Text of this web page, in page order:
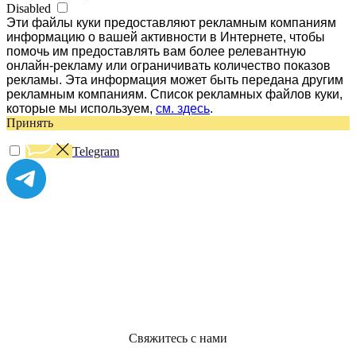
Disabled
Эти файлы куки предоставляют рекламным компаниям
информацию о вашей активности в Интернете, чтобы
помочь им предоставлять вам более релевантную
онлайн-рекламу или ограничивать количество показов
рекламы. Эта информация может быть передана другим
рекламным компаниям. Список рекламных файлов куки,
которые мы используем, см. здесь.
Принять
Telegram
Свяжитесь с нами